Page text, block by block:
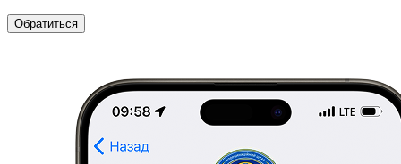
Обратиться